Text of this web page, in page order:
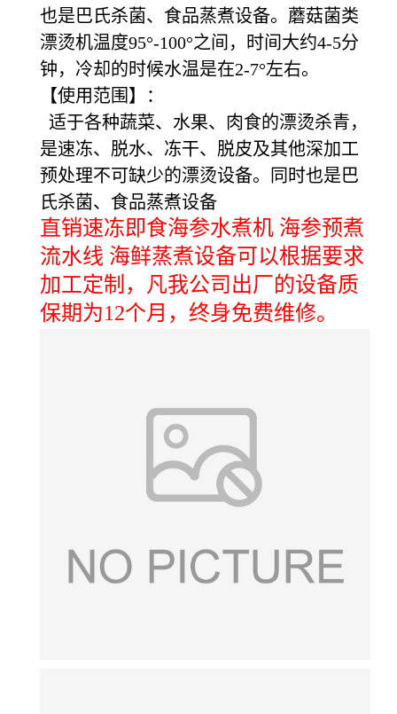
也是巴氏杀菌、食品蒸煮设备。蘑菇菌类
漂烫机温度95°-100°之间，时间大约4-5分
钟，冷却的时候水温是在2-7°左右。
【使用范围】：
适于各种蔬菜、水果、肉食的漂烫杀青，
是速冻、脱水、冻干、脱皮及其他深加工
预处理不可缺少的漂烫设备。同时也是巴
氏杀菌、食品蒸煮设备
直销速冻即食海参水煮机 海参预煮
流水线 海鲜蒸煮设备可以根据要求
加工定制，凡我公司出厂的设备质
保期为12个月，终身免费维修。